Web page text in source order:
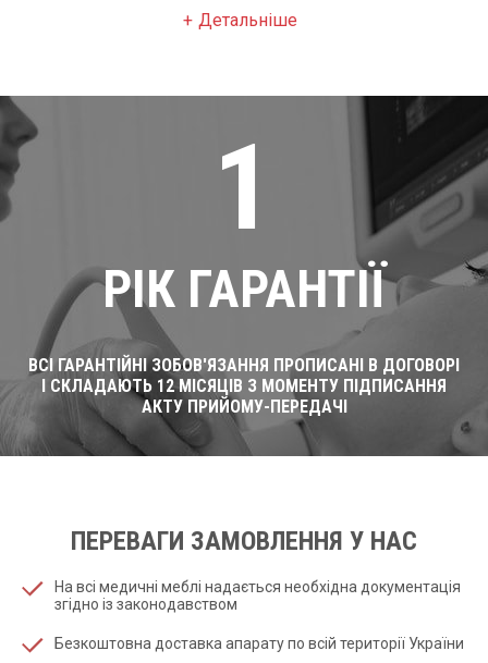
Детальніше
1
РІК ГАРАНТІЇ
ВСІ ГАРАНТІЙНІ ЗОБОВ'ЯЗАННЯ ПРОПИСАНІ В ДОГОВОРІ
І СКЛАДАЮТЬ 12 МІСЯЦІВ З МОМЕНТУ ПІДПИСАННЯ
АКТУ ПРИЙОМУ-ПЕРЕДАЧІ
ПЕРЕВАГИ ЗАМОВЛЕННЯ У НАС
На всі медичні меблі надається необхідна документація
згідно із законодавством
Безкоштовна доставка апарату по всій території України